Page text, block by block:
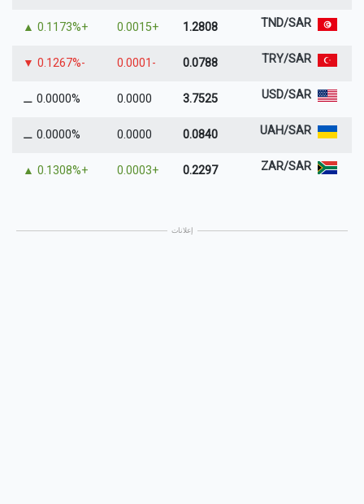
TND/SAR
1.2808
+0.0015
+0.1173%
▲
TRY/SAR
0.0788
-0.0001
-0.1267%
▼
USD/SAR
3.7525
0.0000
0.0000%
⚊
UAH/SAR
0.0840
0.0000
0.0000%
⚊
ZAR/SAR
0.2297
+0.0003
+0.1308%
▲
إعلانات